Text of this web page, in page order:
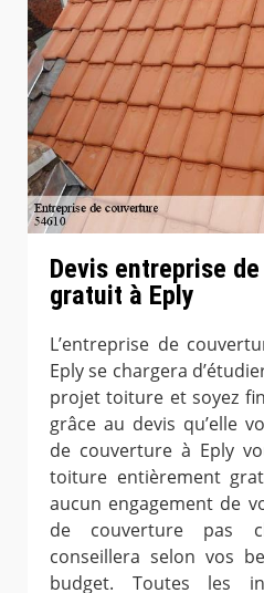
Devis entreprise
gratuit à Eply
L’entreprise de
Eply se chargera
projet toiture et soyez
grâce au devis qu’elle
de couverture à Eply
toiture entièrement
aucun engagement de
de couverture pas
conseillera selon vos
budget. Toutes les